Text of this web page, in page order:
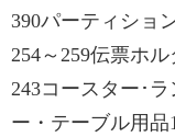
390パーティショ
254～259伝票ホル
243コースター･
ー・テーブル用品